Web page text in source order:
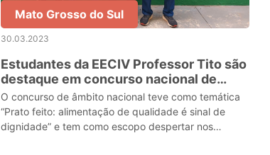
Mato Grosso do Sul
30.03.2023
Estudantes da EECIV Professor Tito são
destaque em concurso nacional de
redação
O concurso de âmbito nacional teve como temática
“Prato feito: alimentação de qualidade é sinal de
dignidade” e tem como escopo despertar nos